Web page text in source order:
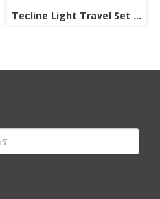
Tecline Light Travel Set Donut 15 BCD